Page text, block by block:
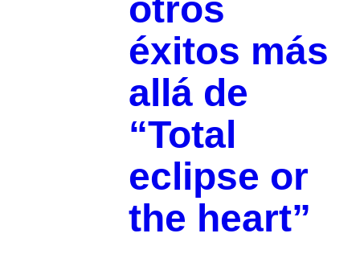
otros
éxitos más
allá de
“Total
eclipse or
the heart”